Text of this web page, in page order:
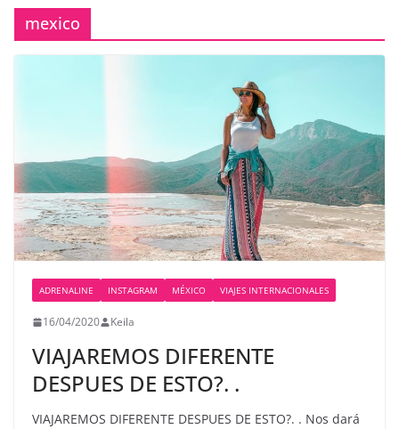
mexico
ADRENALINE INSTAGRAM MÉXICO VIAJES INTERNACIONALES
16/04/2020 Keila
VIAJAREMOS DIFERENTE
DESPUES DE ESTO?. .
VIAJAREMOS DIFERENTE DESPUES DE ESTO?. . Nos dará